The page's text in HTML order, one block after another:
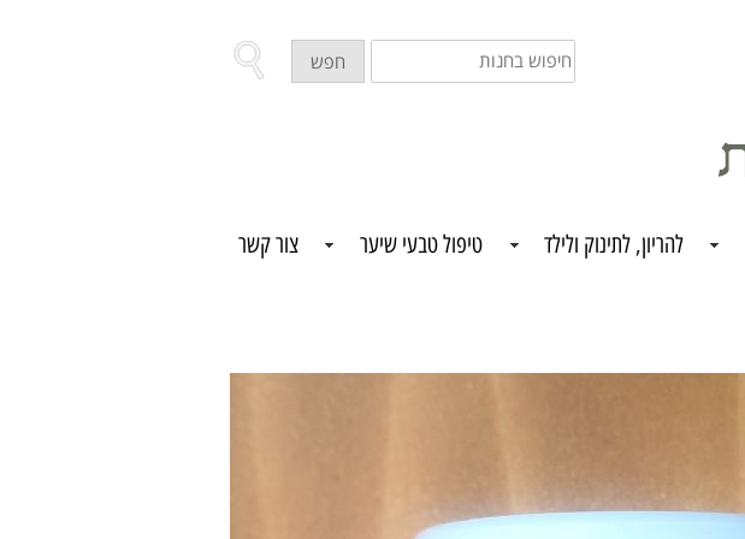
חיפוש
בחנות
חפש
להריון, לתינוק ולילד טיפול טבעי שיער צור קשר